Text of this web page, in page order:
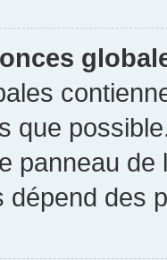
que
panneau de
des